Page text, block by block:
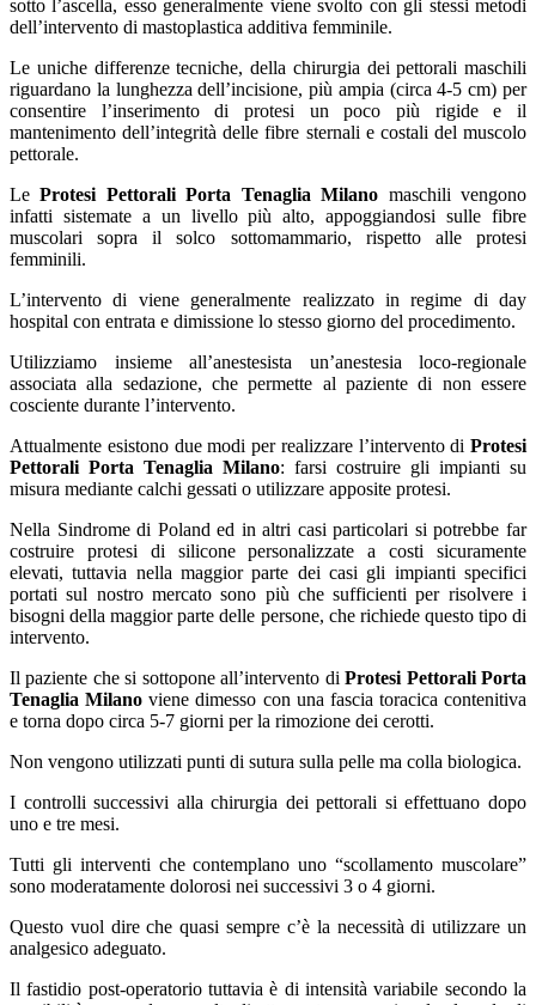
sotto l’ascella, esso generalmente viene svolto con gli stessi metodi
dell’intervento di mastoplastica additiva femminile.
Le uniche differenze tecniche, della chirurgia dei pettorali maschili
riguardano la lunghezza dell’incisione, più ampia (circa 4-5 cm) per
consentire l’inserimento di protesi un poco più rigide e il
mantenimento dell’integrità delle fibre sternali e costali del muscolo
pettorale.
LeProtesi Pettorali Porta Tenaglia Milano maschili vengono
infatti sistemate a un livello più alto, appoggiandosi sulle fibre
muscolari sopra il solco sottomammario, rispetto alle protesi
femminili.
L’intervento di viene generalmente realizzato in regime di day
hospital con entrata e dimissione lo stesso giorno del procedimento.
Utilizziamo insieme all’anestesista un’anestesia loco-regionale
associata alla sedazione, che permette al paziente di non essere
cosciente durante l’intervento.
Attualmente esistono due modi per realizzare l’intervento di Protesi
Pettorali Porta Tenaglia Milano: farsi costruire gli impianti su
misura mediante calchi gessati o utilizzare apposite protesi.
Nella Sindrome di Poland ed in altri casi particolari si potrebbe far
costruire protesi di silicone personalizzate a costi sicuramente
elevati, tuttavia nella maggior parte dei casi gli impianti specifici
portati sul nostro mercato sono più che sufficienti per risolvere i
bisogni della maggior parte delle persone, che richiede questo tipo di
intervento.
Il paziente che si sottopone all’intervento diProtesi Pettorali Porta
Tenaglia Milano viene dimesso con una fascia toracica contenitiva
e torna dopo circa 5-7 giorni per la rimozione dei cerotti.
Non vengono utilizzati punti di sutura sulla pelle ma colla biologica.
I controlli successivi alla chirurgia dei pettorali si effettuano dopo
uno e tre mesi.
Tutti gli interventi che contemplano uno “scollamento muscolare”
sono moderatamente dolorosi nei successivi 3 o 4 giorni.
Questo vuol dire che quasi sempre c’è la necessità di utilizzare un
analgesico adeguato.
Il fastidio post-operatorio tuttavia è di intensità variabile secondo la